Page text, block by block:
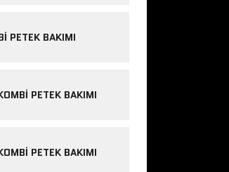
PETEK BAKIMI
PETEK BAKIMI
PETEK BAKIMI